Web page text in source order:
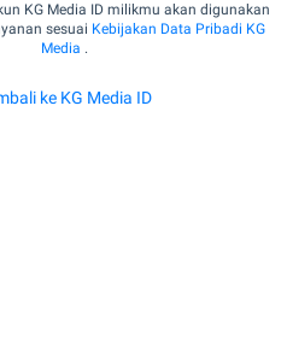
KG Media ID milikmu akan digunakan
sesuai Kebijakan Data Pribadi KG
Media .
ke KG Media ID